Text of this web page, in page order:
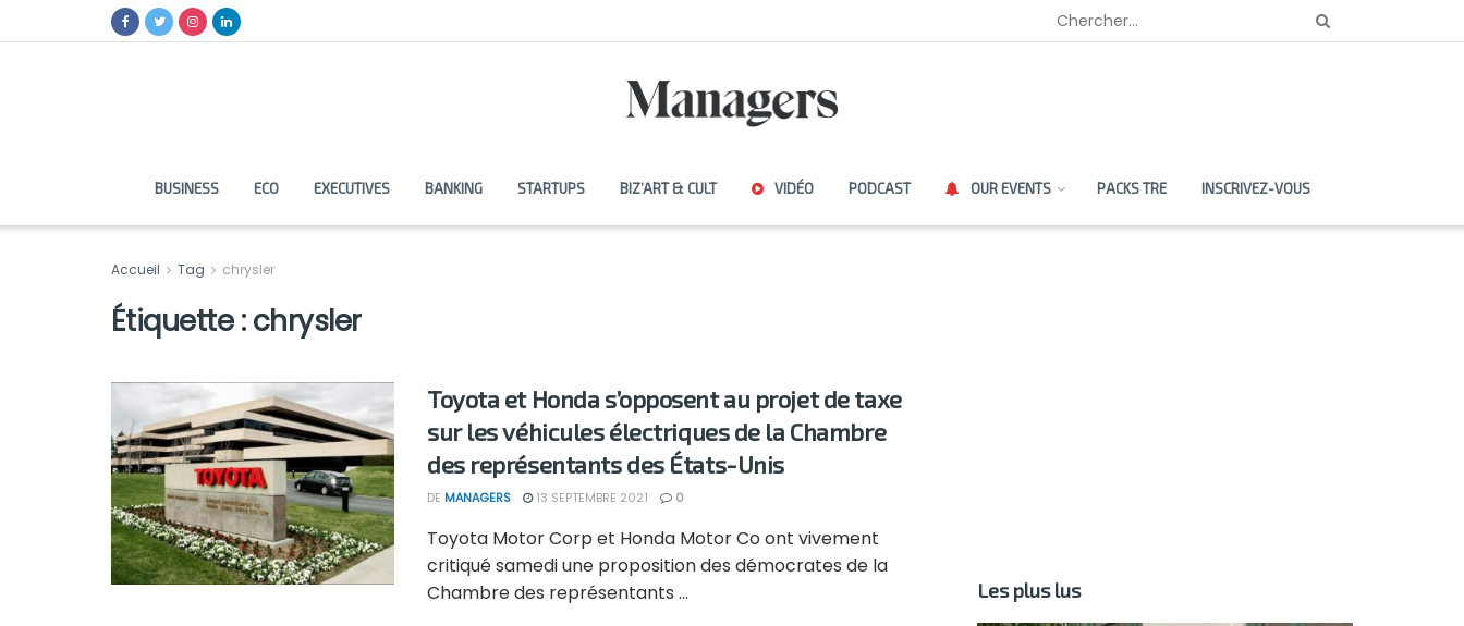
BUSINESS ECO EXECUTIVES BANKING STARTUPS BIZ’ART & CULT VIDÉO PODCAST OUR EVENTS PACKS TRE INSCRIVEZ-VOUS
Accueil Tag chrysler
Étiquette :chrysler
Toyota et Honda s’opposent au projet de taxe
sur les véhicules électriques de la Chambre
des représentants des États-Unis
DE MANAGERS 13 SEPTEMBRE 2021 0
Toyota Motor Corp et Honda Motor Co ont vivement
critiqué samedi une proposition des démocrates de la
Chambre des représentants ...
Les plus lus